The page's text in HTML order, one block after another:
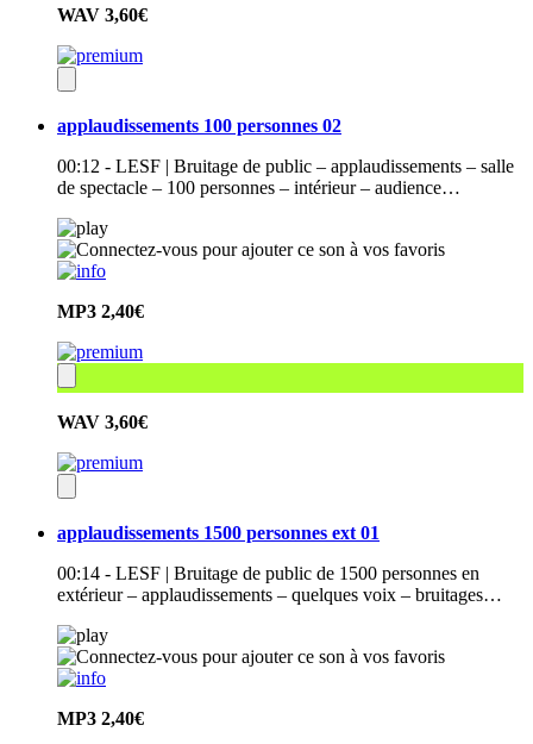
WAV 3,60€
applaudissements 100 personnes 02
00:12 - LESF | Bruitage de public – applaudissements – salle
de spectacle – 100 personnes – intérieur – audience…
MP3 2,40€
WAV 3,60€
applaudissements 1500 personnes ext 01
00:14 - LESF | Bruitage de public de 1500 personnes en
extérieur – applaudissements – quelques voix – bruitages…
MP3 2,40€